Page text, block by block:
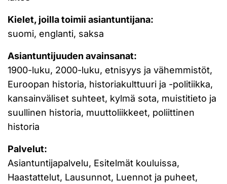
Kielet, joilla toimii asiantuntijana:
suomi, englanti, saksa
Asiantuntijuuden avainsanat:
1900-luku, 2000-luku, etnisyys ja vähemmistöt,
Euroopan historia, historiakulttuuri ja -politiikka,
kansainväliset suhteet, kylmä sota, muistitieto ja
suullinen historia, muuttoliikkeet, poliittinen
historia
Palvelut:
Asiantuntijapalvelu, Esitelmät kouluissa,
Haastattelut, Lausunnot, Luennot ja puheet,